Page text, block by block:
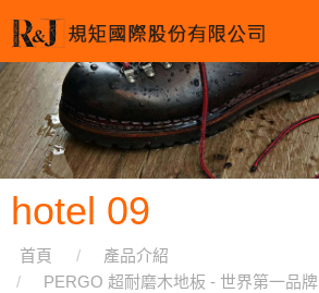
hotel 09
首頁
產品介紹
PERGO 超耐磨木地板 - 世界第一品牌